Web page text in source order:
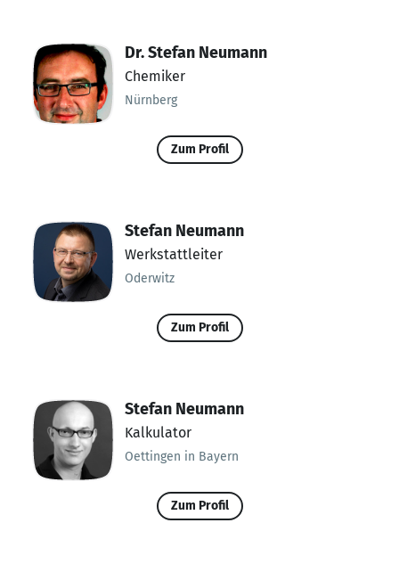
Dr. Stefan Neumann
Chemiker
Nürnberg
Zum Profil
Stefan Neumann
Werkstattleiter
Oderwitz
Zum Profil
Stefan Neumann
Kalkulator
Oettingen in Bayern
Zum Profil